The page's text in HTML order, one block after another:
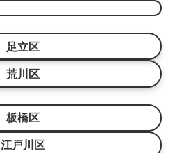
足立区
荒川区
板橋区
江戸川区